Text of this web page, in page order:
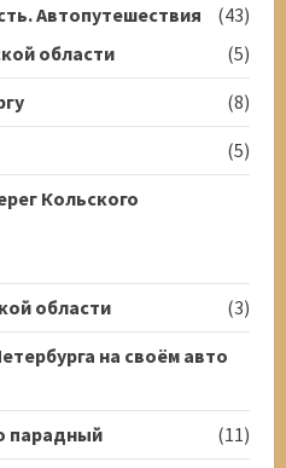
Автопутешествия
(43)
области
(5)
(8)
(5)
Кольского
области
(3)
на своём авто
парадный
(11)